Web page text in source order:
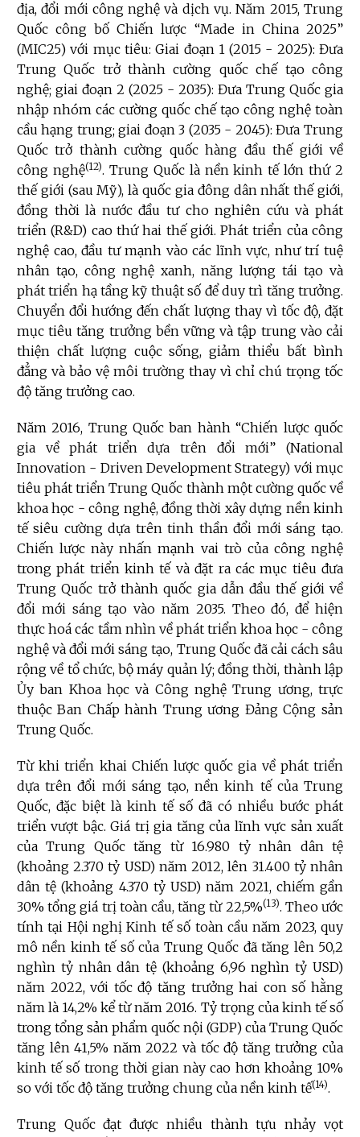
địa, đổi mới công nghệ và dịch vụ. Năm 2015, Trung
Quốc công bố Chiến lược “Made in China 2025”
(MIC25) với mục tiêu: Giai đoạn 1 (2015 - 2025): Đưa
Trung Quốc trở thành cường quốc chế tạo công
nghệ; giai đoạn 2 (2025 - 2035): Đưa Trung Quốc gia
nhập nhóm các cường quốc chế tạo công nghệ toàn
cầu hạng trung; giai đoạn 3 (2035 - 2045): Đưa Trung
Quốc trở thành cường quốc hàng đầu thế giới về
công nghệ(12). Trung Quốc là nền kinh tế lớn thứ 2
thế giới (sau Mỹ), là quốc gia đông dân nhất thế giới,
đồng thời là nước đầu tư cho nghiên cứu và phát
triển (R&D) cao thứ hai thế giới. Phát triển của công
nghệ cao, đầu tư mạnh vào các lĩnh vực, như trí tuệ
nhân tạo, công nghệ xanh, năng lượng tái tạo và
phát triển hạ tầng kỹ thuật số để duy trì tăng trưởng.
Chuyển đổi hướng đến chất lượng thay vì tốc độ, đặt
mục tiêu tăng trưởng bền vững và tập trung vào cải
thiện chất lượng cuộc sống, giảm thiểu bất bình
đẳng và bảo vệ môi trường thay vì chỉ chú trọng tốc
độ tăng trưởng cao.
Năm 2016, Trung Quốc ban hành “Chiến lược quốc
gia về phát triển dựa trên đổi mới” (National
Innovation - Driven Development Strategy) với mục
tiêu phát triển Trung Quốc thành một cường quốc về
khoa học - công nghệ, đồng thời xây dựng nền kinh
tế siêu cường dựa trên tinh thần đổi mới sáng tạo.
Chiến lược này nhấn mạnh vai trò của công nghệ
trong phát triển kinh tế và đặt ra các mục tiêu đưa
Trung Quốc trở thành quốc gia dẫn đầu thế giới về
đổi mới sáng tạo vào năm 2035. Theo đó, để hiện
thực hoá các tầm nhìn về phát triển khoa học - công
nghệ và đổi mới sáng tạo, Trung Quốc đã cải cách sâu
rộng về tổ chức, bộ máy quản lý; đồng thời, thành lập
Ủy ban Khoa học và Công nghệ Trung ương, trực
thuộc Ban Chấp hành Trung ương Đảng Cộng sản
Trung Quốc.
Từ khi triển khai Chiến lược quốc gia về phát triển
dựa trên đổi mới sáng tạo, nền kinh tế của Trung
Quốc, đặc biệt là kinh tế số đã có nhiều bước phát
triển vượt bậc. Giá trị gia tăng của lĩnh vực sản xuất
của Trung Quốc tăng từ 16.980 tỷ nhân dân tệ
(khoảng 2.370 tỷ USD) năm 2012, lên 31.400 tỷ nhân
dân tệ (khoảng 4.370 tỷ USD) năm 2021, chiếm gần
30% tổng giá trị toàn cầu, tăng từ 22,5%(13). Theo ước
tính tại Hội nghị Kinh tế số toàn cầu năm 2023, quy
mô nền kinh tế số của Trung Quốc đã tăng lên 50,2
nghìn tỷ nhân dân tệ (khoảng 6,96 nghìn tỷ USD)
năm 2022, với tốc độ tăng trưởng hai con số hằng
năm là 14,2% kể từ năm 2016. Tỷ trọng của kinh tế số
trong tổng sản phẩm quốc nội (GDP) của Trung Quốc
tăng lên 41,5% năm 2022 và tốc độ tăng trưởng của
kinh tế số trong thời gian này cao hơn khoảng 10%
so với tốc độ tăng trưởng chung của nền kinh tế(14).
Trung Quốc đạt được nhiều thành tựu nhảy vọt